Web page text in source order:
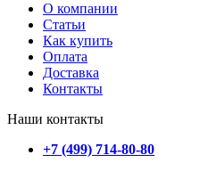
О компании
Статьи
Как купить
Оплата
Доставка
Контакты
Наши контакты
+7 (499) 714-80-80